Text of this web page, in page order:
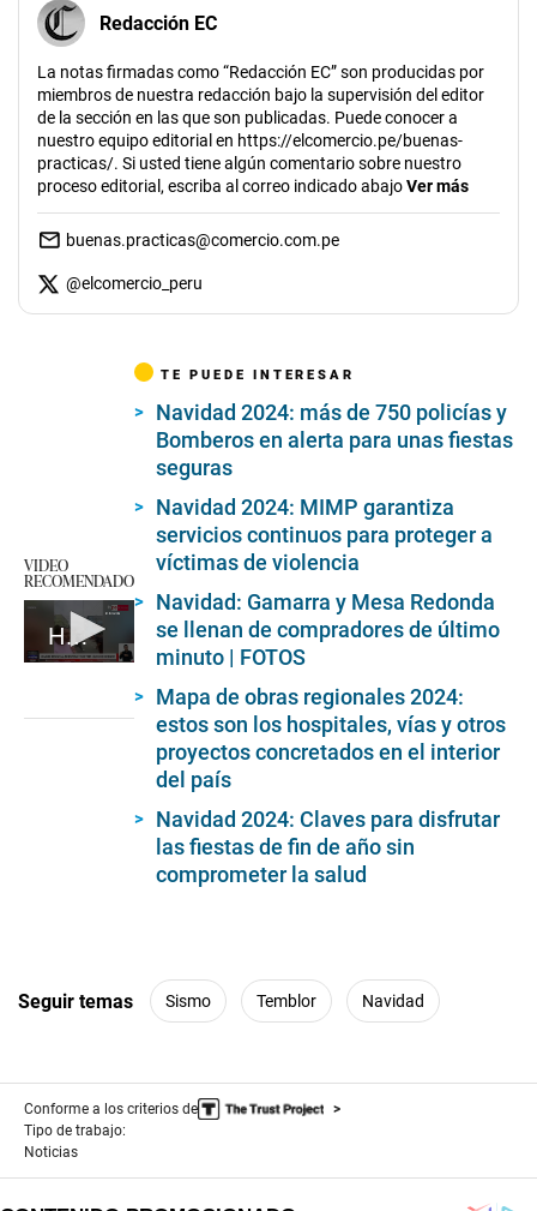
Redacción EC
La notas firmadas como “Redacción EC” son producidas por
miembros de nuestra redacción bajo la supervisión del editor
de la sección en las que son publicadas. Puede conocer a
nuestro equipo editorial en https://elcomercio.pe/buenas-
practicas/. Si usted tiene algún comentario sobre nuestro
proceso editorial, escriba al correo indicado abajoVer más
buenas.practicas@comercio.com.pe
@elcomercio_peru
VIDEO
RECOMENDADO
Hombre rescata a su esposa de incendio
TE PUEDE INTERESAR
Navidad 2024: más de 750 policías y
Bomberos en alerta para unas fiestas
seguras
Navidad 2024: MIMP garantiza
servicios continuos para proteger a
víctimas de violencia
Navidad: Gamarra y Mesa Redonda
se llenan de compradores de último
minuto | FOTOS
Mapa de obras regionales 2024:
estos son los hospitales, vías y otros
proyectos concretados en el interior
del país
Navidad 2024: Claves para disfrutar
las fiestas de fin de año sin
comprometer la salud
Seguir temas Sismo Temblor Navidad
Conforme a los criterios de
Tipo de trabajo:
Noticias